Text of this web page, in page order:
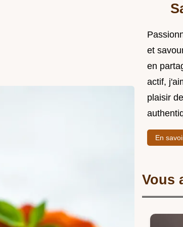
et
en
actif,
plaisir
En
Vous